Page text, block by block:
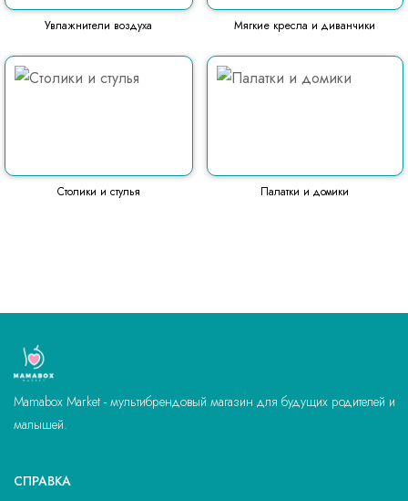
Увлажнители воздуха Мягкие кресла и диванчики
Столики и стулья Палатки и домики
Mamabox Market - мультибрендовый магазин для будущих родителей и
малышей.
СПРАВКА